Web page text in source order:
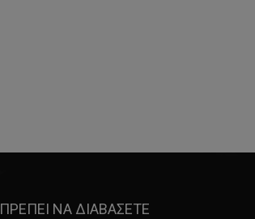
ΠΡΕΠΕΙ ΝΑ ΔΙΑΒΑΣΕΤΕ